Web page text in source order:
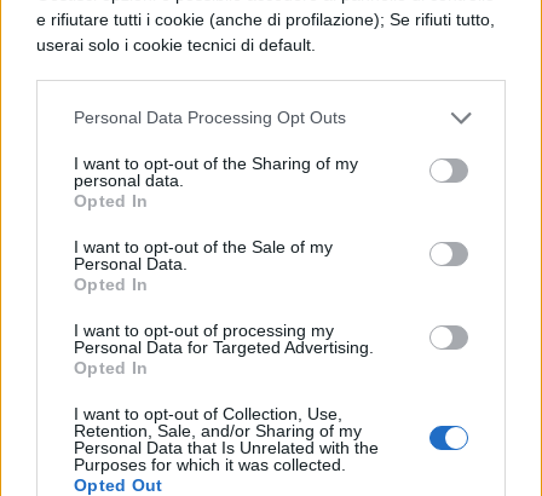
e rifiutare tutti i cookie (anche di profilazione); Se rifiuti tutto,
userai solo i cookie tecnici di default.
Personal Data Processing Opt Outs
I want to opt-out of the Sharing of my
personal data.
Opted In
I want to opt-out of the Sale of my
Personal Data.
Opted In
I want to opt-out of processing my
Personal Data for Targeted Advertising.
Opted In
I want to opt-out of Collection, Use,
Retention, Sale, and/or Sharing of my
Personal Data that Is Unrelated with the
Purposes for which it was collected.
Opted Out
che non soltanto è più antica dell'età stessa
dei popoli e degli Stati, ma è coeva di quel
dio che protegge e governa il cielo e le
terre.
TI POTREBBE INTERESSARE
PERIODO CLASSICO
De Legibus, Libro 1, Paragrafo 7